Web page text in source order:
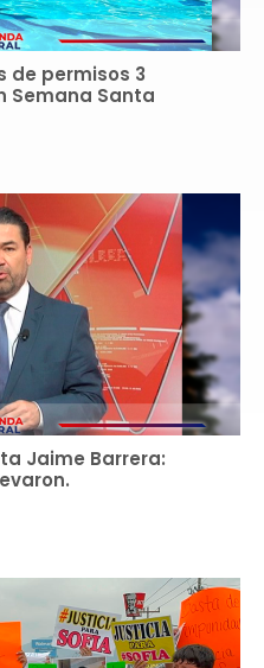
de permisos 3
Semana Santa
Jaime Barrera: